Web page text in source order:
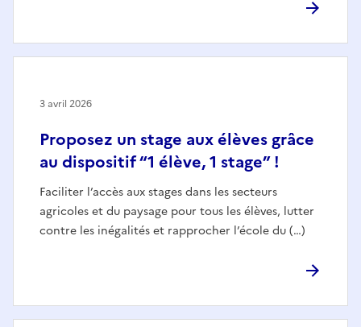
Proposez un stage aux élèves grâce
au dispositif “1 élève, 1 stage” !
Faciliter l’accès aux stages dans les secteurs
agricoles et du paysage pour tous les élèves, lutter
contre les inégalités et rapprocher l’école du (…)
3 avril 2026